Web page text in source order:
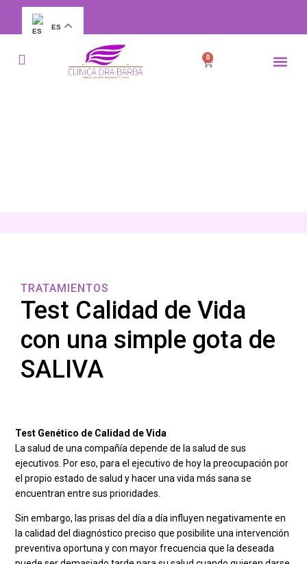
ES
0
TRATAMIENTOS
Test Calidad de Vida
con una simple gota de
SALIVA
Test Genético de Calidad de Vida
La salud de una compañía depende de la salud de sus
ejecutivos. Por eso, para el ejecutivo de hoy la preocupación por
el propio estado de salud y hacer una vida más sana se
encuentran entre sus prioridades.
Sin embargo, las prisas del día a día influyen negativamente en
la calidad del diagnóstico preciso que posibilite una intervención
preventiva oportuna y con mayor frecuencia que la deseada